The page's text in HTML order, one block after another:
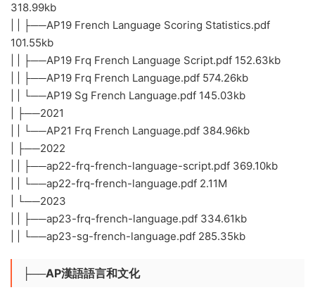
318.99kb
| | ├──AP19 French Language Scoring Statistics.pdf
101.55kb
| | ├──AP19 Frq French Language Script.pdf 152.63kb
| | ├──AP19 Frq French Language.pdf 574.26kb
| | └──AP19 Sg French Language.pdf 145.03kb
| ├──2021
| | └──AP21 Frq French Language.pdf 384.96kb
| ├──2022
| | ├──ap22-frq-french-language-script.pdf 369.10kb
| | └──ap22-frq-french-language.pdf 2.11M
| └──2023
| | ├──ap23-frq-french-language.pdf 334.61kb
| | └──ap23-sg-french-language.pdf 285.35kb
├──AP漢語語言和文化